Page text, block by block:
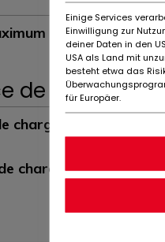
autorisé (kg)
de
chargement (m³)
chargement (mm)
Einige Services
Einwilligung zur
deiner Daten in den
USA als Land mit
besteht etwa das
für Europäer.